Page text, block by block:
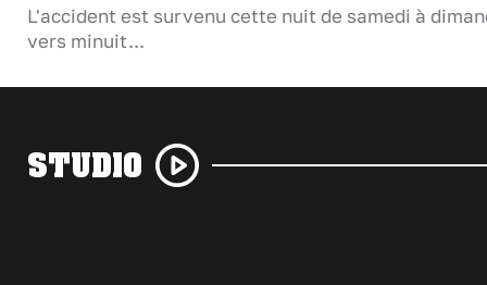
L'accident est survenu cette nuit de samedi à
vers minuit...
STUDIO